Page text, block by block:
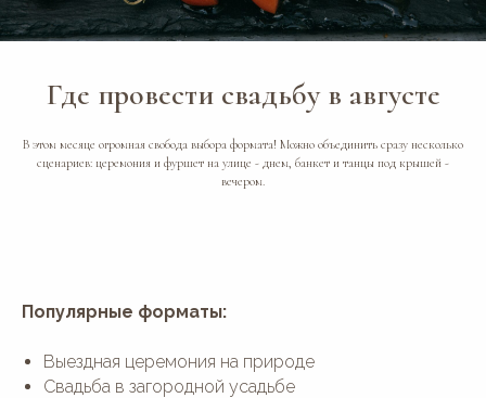
Где провести свадьбу в августе
В этом месяце огромная свобода выбора формата! Можно объединить сразу несколько
сценариев: церемония и фуршет на улице - днем, банкет и танцы под крышей -
вечером.
Популярные форматы:
Выездная церемония на природе
Свадьба в загородной усадьбе